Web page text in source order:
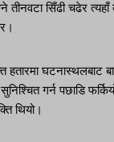
तीनवटा सिँढी चढेर
हतारमा घटनास्थलबाट
गर्न पछाडि
थियो।